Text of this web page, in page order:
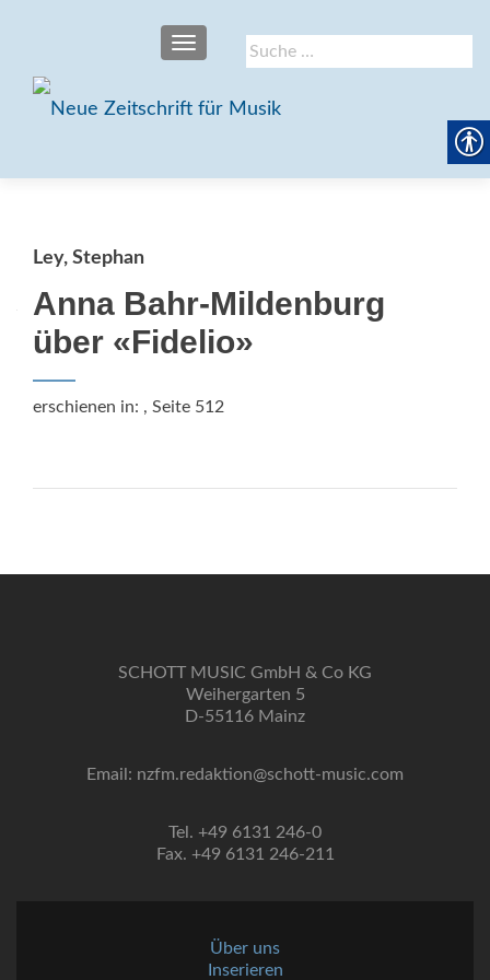
Suche
nach:
SCHALTE NAVIGATION
Ley, Stephan
Anna Bahr-Mildenburg
über «Fidelio»
erschienen in: , Seite 512
SCHOTT MUSIC GmbH & Co KG
Weihergarten 5
D-55116 Mainz
Email: nzfm.redaktion@schott-music.com
Tel. +49 6131 246-0
Fax. +49 6131 246-211
Über uns
Inserieren